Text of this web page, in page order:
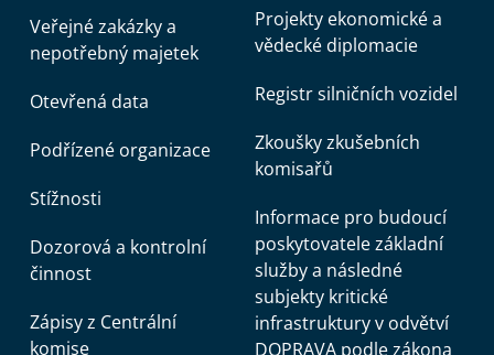
Veřejné zakázky a
nepotřebný majetek
Otevřená data
Podřízené organizace
Stížnosti
Dozorová a kontrolní
činnost
Zápisy z Centrální
komise
Projekty ekonomické a
vědecké diplomacie
Registr silničních vozidel
Zkoušky zkušebních
komisařů
Informace pro budoucí
poskytovatele základní
služby a následné
subjekty kritické
infrastruktury v odvětví
DOPRAVA podle zákona